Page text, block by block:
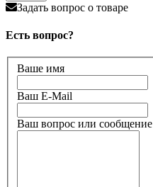
Задать вопрос о товаре
Есть вопрос?
Ваше имя
Ваш E-Mail
Ваш вопрос или сообщение